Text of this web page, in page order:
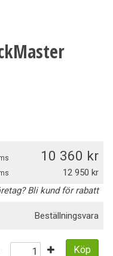
10 360
12 950
Bli kund för rabatt
Beställningsvara
Köp